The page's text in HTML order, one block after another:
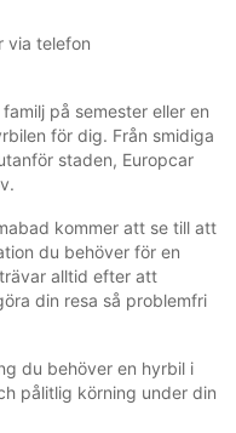
via telefon
på semester eller en
för dig. Från smidiga
staden, Europcar
kommer att se till att
du behöver för en
alltid efter att
din resa så problemfri
du behöver en hyrbil i
pålitlig körning under din